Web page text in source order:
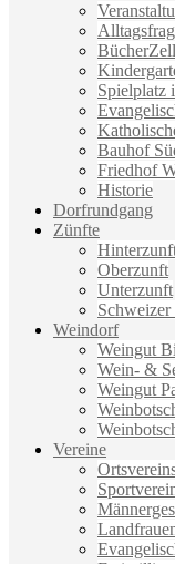
Spielplatz
Bauhof
Friedhof
Historie
Dorfrundgang
Zünfte
Oberzunft
Unterzunft
Weindorf
Weingut
Wein- &
Weingut
Vereine